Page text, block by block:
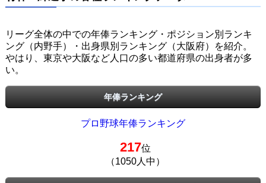
リーグ全体の中での年俸ランキング・ポジション別ランキ
ング（内野手）・出身県別ランキング（大阪府）を紹介。
やはり、東京や大阪など人口の多い都道府県の出身者が多
い。
年俸ランキング
プロ野球年俸ランキング
217位
（1050人中）